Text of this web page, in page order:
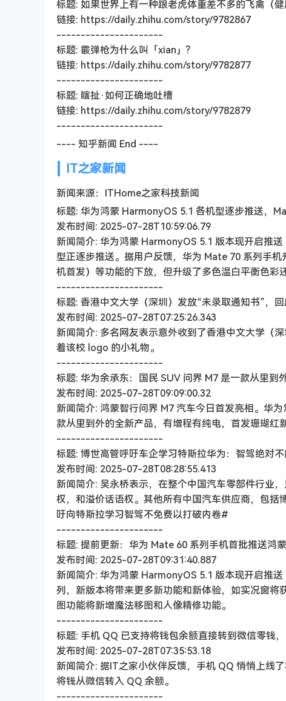
标题: 如果世界上有一种跟老虎体重差不多的飞禽（
链接: https://daily.zhihu.com/story/9782867
----------------------
标题: 霰弹枪为什么叫「xian」?
链接: https://daily.zhihu.com/story/9782877
----------------------
标题: 瞎扯·如何正确地吐槽
链接: https://daily.zhihu.com/story/9782879
----------------------
---- 知乎新闻 End ----
IT之家新闻
新闻来源：ITHome之家科技新闻
标题: 华为鸿蒙 HarmonyOS 5.1 各机型逐步推送，
发布时间: 2025-07-28T10:59:06.79
新闻简介: 华为鸿蒙 HarmonyOS 5.1 版本现开启推
型正逐步推送。据用户反馈，华为 Mate 70 系列手
机首发）等功能的下放，但升级了多色温白平衡色彩
----------------------
标题: 香港中文大学（深圳）发放“未录取通知书”，
发布时间: 2025-07-28T07:25:26.343
新闻简介: 多名网友表示意外收到了香港中文大学（
着该校 logo 的小礼物。
----------------------
标题: 华为余承东：国民 SUV 问界 M7 是一款从里
发布时间: 2025-07-28T09:09:00.32
新闻简介: 鸿蒙智行问界 M7 汽车今日首发亮相。华
款从里到外的全新产品，有增程有纯电，首发珊瑚红
----------------------
标题: 博世高管呼吁车企学习特斯拉华为：智驾绝对
发布时间: 2025-07-28T08:28:55.413
新闻简介: 吴永桥表示，在整个中国汽车零部件行业
权，和溢价话语权。其他所有中国汽车供应商，包
吁向特斯拉学习智驾不免费以打破内卷#
----------------------
标题: 提前更新：华为 Mate 60 系列手机首批推送鸿
发布时间: 2025-07-28T09:31:40.887
新闻简介: 华为鸿蒙 HarmonyOS 5.1 版本现开启推
列，新版本将带来更多新功能和新体验，如实况窗
图功能将新增魔法移图和人像精修功能。
----------------------
标题: 手机 QQ 已支持将钱包余额直接转到微信零钱
发布时间: 2025-07-28T07:35:53.18
新闻简介: 据IT之家小伙伴反馈，手机 QQ 悄悄上线
将钱从微信转入 QQ 余额。
----------------------